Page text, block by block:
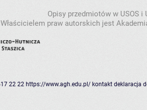
Opisy przedmiotów w USOS
Właścicielem praw autorskich jest
22 22 https://www.agh.edu.pl/ kontakt deklaracja